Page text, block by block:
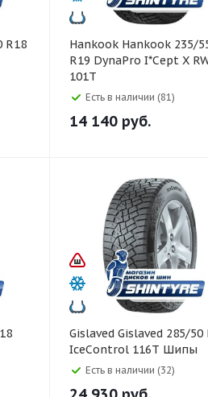
Hankook Hankook 235/55
R19 DynaPro I*Cept X
101T
Есть в наличии (81)
14 140 руб.
Gislaved Gislaved 285/50 R20
IceControl 116T Шипы
Есть в наличии (32)